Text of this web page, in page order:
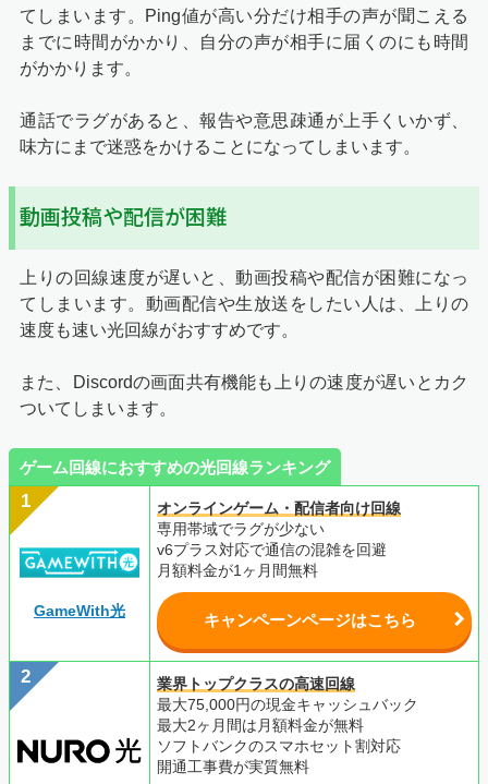
てしまいます。Ping値が高い分だけ相手の声が聞こえる
までに時間がかかり、自分の声が相手に届くのにも時間
がかかります。
通話でラグがあると、報告や意思疎通が上手くいかず、
味方にまで迷惑をかけることになってしまいます。
動画投稿や配信が困難
上りの回線速度が遅いと、動画投稿や配信が困難になっ
てしまいます。動画配信や生放送をしたい人は、上りの
速度も速い光回線がおすすめです。
また、Discordの画面共有機能も上りの速度が遅いとカク
ついてしまいます。
ゲーム回線におすすめの光回線ランキング
GameWith光
オンラインゲーム・配信者向け回線
専用帯域でラグが少ない
v6プラス対応で通信の混雑を回避
月額料金が1ヶ月間無料
キャンペーンページはこちら
業界トップクラスの高速回線
最大75,000円の現金キャッシュバック
最大2ヶ月間は月額料金が無料
ソフトバンクのスマホセット割対応
開通工事費が実質無料